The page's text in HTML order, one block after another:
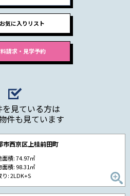
お気に入りリスト
を見ている方は
件も見ています
市西京区上桂前田町
面積: 74.97㎡
面積: 98.31㎡
り: 2LDK+S